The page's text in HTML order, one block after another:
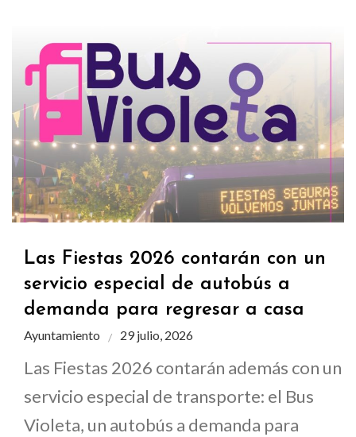
Las Fiestas 2026 contarán con un
servicio especial de autobús a
demanda para regresar a casa
Ayuntamiento 29 julio, 2026
Las Fiestas 2026 contarán además con un
servicio especial de transporte: el Bus
Violeta, un autobús a demanda para